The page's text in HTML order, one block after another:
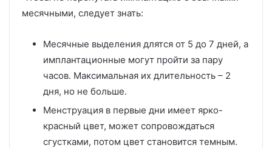
месячными, следует знать:
Месячные выделения длятся от 5 до 7 дней, а
имплантационные могут пройти за пару
часов. Максимальная их длительность – 2
дня, но не больше.
Менструация в первые дни имеет ярко-
красный цвет, может сопровождаться
сгустками, потом цвет становится темным.